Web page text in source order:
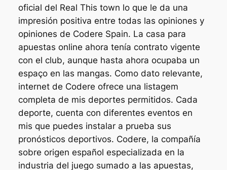
oficial del Real This town lo que le da una
impresión positiva entre todas las opiniones y
opiniones de Codere Spain. La casa para
apuestas online ahora tenía contrato vigente
con el club, aunque hasta ahora ocupaba un
espaço en las mangas. Como dato relevante,
internet de Codere ofrece una listagem
completa de mis deportes permitidos. Cada
deporte, cuenta con diferentes eventos en
mis que puedes instalar a prueba sus
pronósticos deportivos. Codere, la compañía
sobre origen español especializada en la
industria del juego sumado a las apuestas,